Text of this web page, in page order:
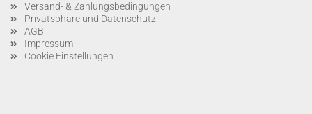
Versand- & Zahlungsbedingungen
Privatsphäre und Datenschutz
AGB
Impressum
Cookie Einstellungen